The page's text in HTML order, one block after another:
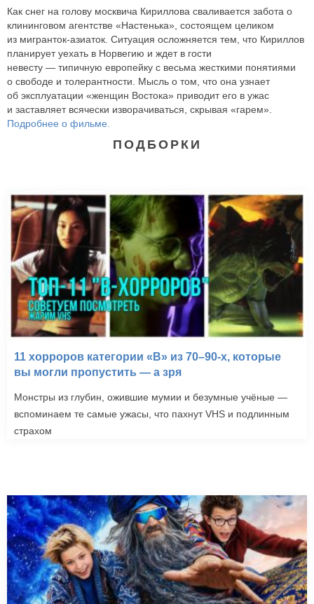
Как снег на голову москвича Кириллова сваливается забота о
клининговом агентстве «Настенька», состоящем целиком
из мигранток-азиаток. Ситуация осложняется тем, что Кириллов
планирует уехать в Норвегию и ждет в гости
невесту — типичную европейку с весьма жесткими понятиями
о свободе и толерантности. Мысль о том, что она узнает
об эксплуатации «женщин Востока» приводит его в ужас
и заставляет всячески изворачиваться, скрывая «гарем».
Подробнее о фильме.
ПОДБОРКИ
11 хорроров категории «B» из 70–90-х, которые
вы могли пропустить — а зря
Монстры из глубин, ожившие мумии и безумные учёные —
вспоминаем те самые ужасы, что пахнут VHS и подлинным
страхом